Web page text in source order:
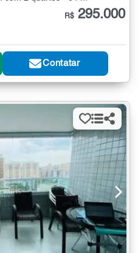
R$ 295.000
Contatar